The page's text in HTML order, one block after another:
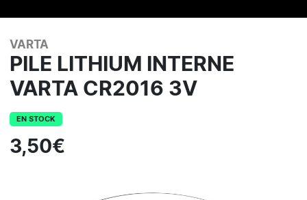
VARTA
PILE LITHIUM INTERNE
VARTA CR2016 3V
EN STOCK
3,50€